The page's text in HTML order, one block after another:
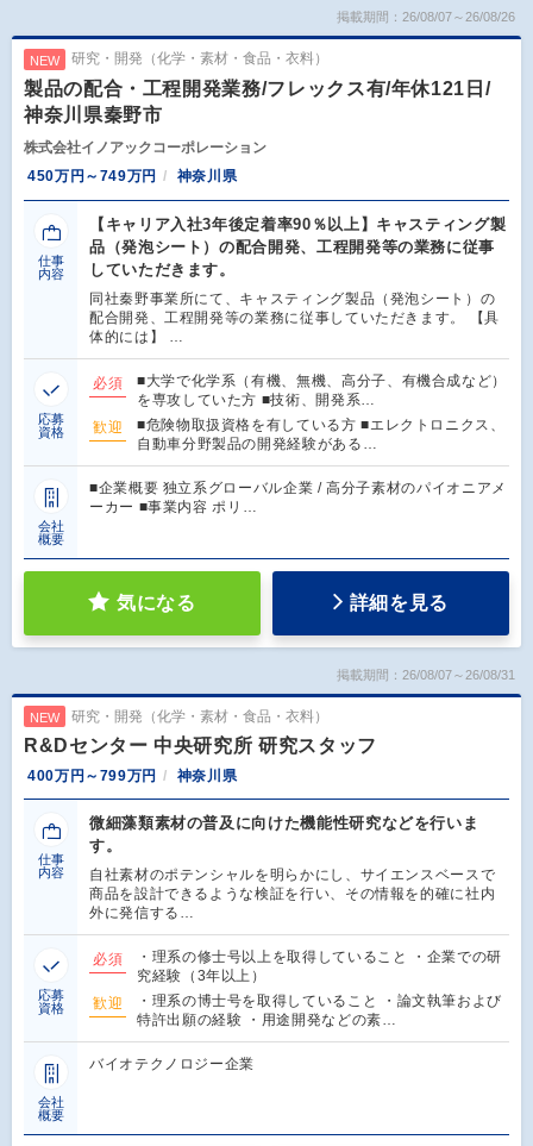
掲載期間：26/08/07～26/08/26
NEW 研究・開発（化学・素材・食品・衣料）
製品の配合・工程開発業務/フレックス有/年休121日/
神奈川県秦野市
株式会社イノアックコーポレーション
450万円～749万円
神奈川県
仕事
内容
【キャリア入社3年後定着率90％以上】キャスティング製
品（発泡シート）の配合開発、工程開発等の業務に従事
していただきます。
同社秦野事業所にて、キャスティング製品（発泡シート）の
配合開発、工程開発等の業務に従事していただきます。 【具
体的には】 …
応募
資格
必須
■大学で化学系（有機、無機、高分子、有機合成など）
を専攻していた方 ■技術、開発系…
歓迎
■危険物取扱資格を有している方 ■エレクトロニクス、
自動車分野製品の開発経験がある…
会社
概要
■企業概要 独立系グローバル企業 / 高分子素材のパイオニアメ
ーカー ■事業内容 ポリ…
気になる 詳細を見る
掲載期間：26/08/07～26/08/31
NEW 研究・開発（化学・素材・食品・衣料）
R&Dセンター 中央研究所 研究スタッフ
400万円～799万円 神奈川県
仕事
内容
微細藻類素材の普及に向けた機能性研究などを行いま
す。
自社素材のポテンシャルを明らかにし、サイエンスベースで
商品を設計できるような検証を行い、その情報を的確に社内
外に発信する…
応募
資格
必須
・理系の修士号以上を取得していること ・企業での研
究経験（3年以上）
歓迎
・理系の博士号を取得していること ・論文執筆および
特許出願の経験 ・用途開発などの素…
会社
概要
バイオテクノロジー企業